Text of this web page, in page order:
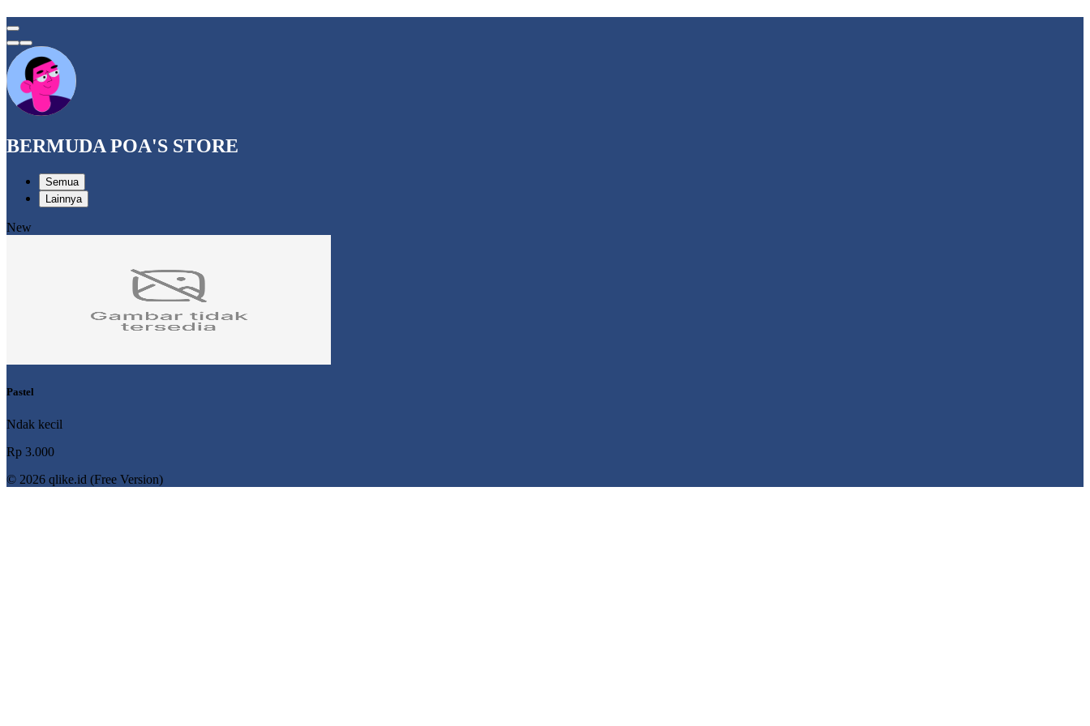
BERMUDA POA'S STORE
Semua
Lainnya
New
Pastel
Ndak kecil
Rp 3.000
© 2026 qlike.id (Free Version)